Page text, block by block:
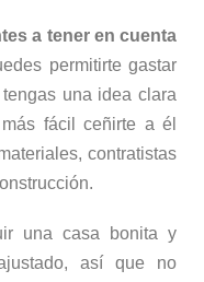
a tener en cuenta
permitirte gastar
una idea clara
fácil ceñirte a él
contratistas
una casa bonita y
así que no